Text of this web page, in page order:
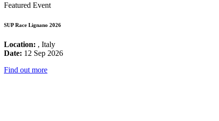
Featured Event
SUP Race Lignano 2026
Location: , Italy
Date: 12 Sep 2026
Find out more